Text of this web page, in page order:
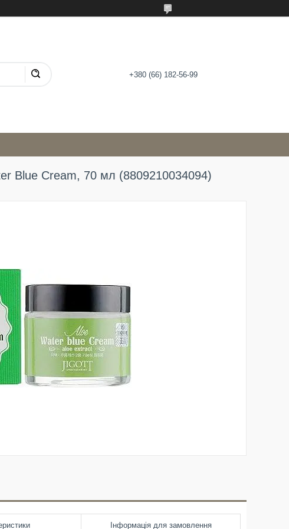
+380 (66) 182-56-99
Blue Cream, 70 мл (8809210034094)
Інформація для замовлення